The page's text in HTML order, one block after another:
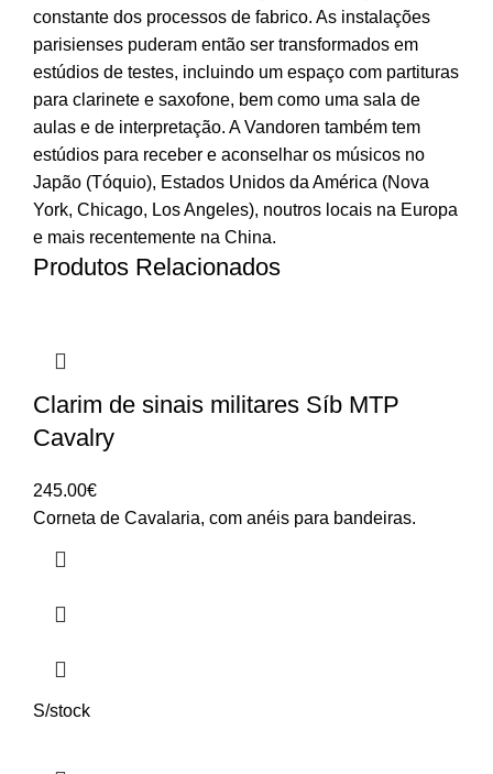
constante dos processos de fabrico. As instalações
parisienses puderam então ser transformados em
estúdios de testes, incluindo um espaço com partituras
para clarinete e saxofone, bem como uma sala de
aulas e de interpretação. A Vandoren também tem
estúdios para receber e aconselhar os músicos no
Japão (Tóquio), Estados Unidos da América (Nova
York, Chicago, Los Angeles), noutros locais na Europa
e mais recentemente na China.
Produtos Relacionados
Clarim de sinais militares Síb MTP
Cavalry
245.00€
Corneta de Cavalaria, com anéis para bandeiras.
S/stock